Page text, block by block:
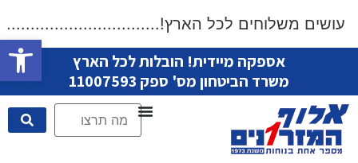
פתח
עושים משלוחים לכל
אספקה מיידית! הובלות לכל הארץ
משרד הביטחון מס' ספק 11007593